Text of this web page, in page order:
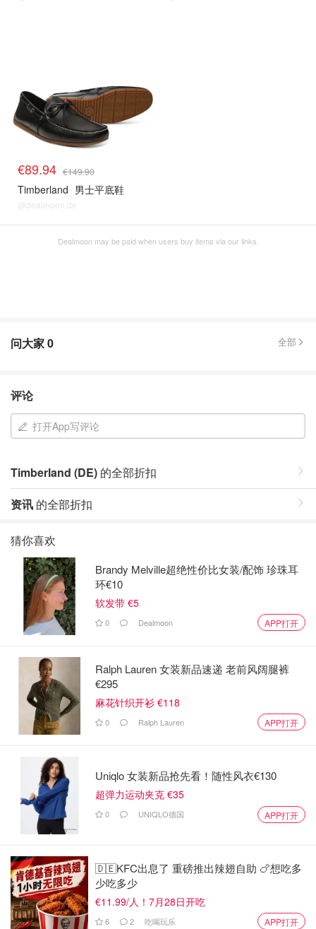
€89.94 €149.90
Timberland 男士平底鞋
@dealmoon.de
Dealmoon may be paid when users buy items via our links.
问大家0 全部
评论
打开App写评论
Timberland (DE) 的全部折扣
资讯 的全部折扣
猜你喜欢
Brandy Melville超绝性价比女装/配饰 珍珠耳
环€10
软发带 €5
0 Dealmoon APP打开
Ralph Lauren 女装新品速递 老前风阔腿裤
€295
麻花针织开衫 €118
0 Ralph Lauren APP打开
Uniqlo 女装新品抢先看！随性风衣€130
超弹力运动夹克 €35
0 UNIQLO德国 APP打开
🇩🇪KFC出息了 重磅推出辣翅自助 🍗想吃多
少吃多少
€11.99/人！7月28日开吃
6 2 吃喝玩乐 APP打开